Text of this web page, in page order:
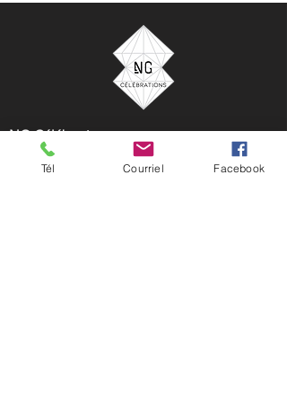
NG Célébrations
33 rue Saint-Charles Borromée Nord
Tél Courriel Facebook